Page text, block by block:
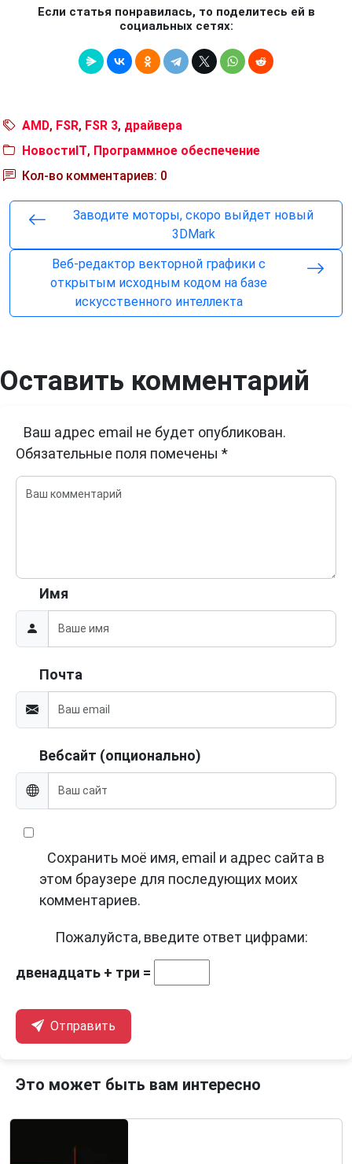
Если статья понравилась, то поделитесь ей в
социальных сетях:
AMD, FSR, FSR 3, драйвера
НовостиIT, Программное обеспечение
Кол-во комментариев: 0
Заводите моторы, скоро выйдет новый
3DMark
Веб-редактор векторной графики с
открытым исходным кодом на базе
искусственного интеллекта
Оставить комментарий
Ваш адрес email не будет опубликован.
Обязательные поля помечены *
Имя
Почта
Вебсайт (опционально)
Сохранить моё имя, email и адрес сайта в
этом браузере для последующих моих
комментариев.
Пожалуйста, введите ответ цифрами:
двенадцать + три =
Отправить
Это может быть вам интересно